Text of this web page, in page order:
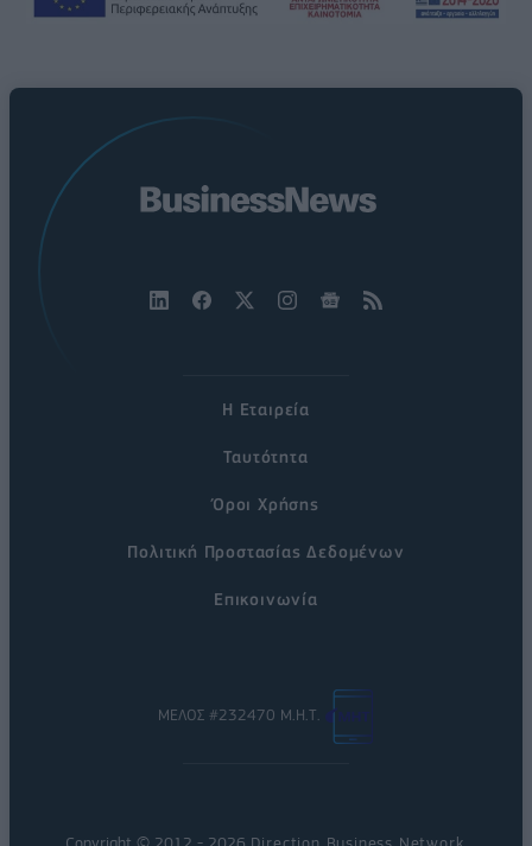
Η Εταιρεία
Ταυτότητα
Όροι Χρήσης
Πολιτική Προστασίας Δεδομένων
Επικοινωνία
ΜΕΛΟΣ #232470 Μ.Η.Τ.